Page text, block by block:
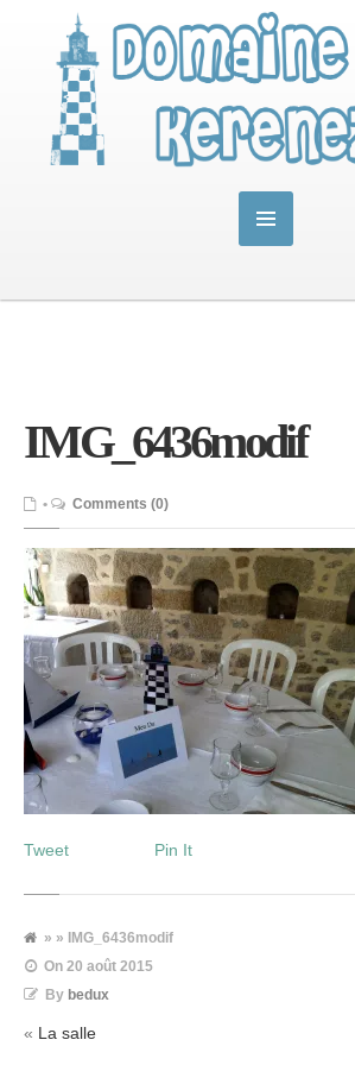
IMG_6436modif
• Comments (0)
Tweet Pin It
» » IMG_6436modif
On 20 août 2015
By bedux
« La salle